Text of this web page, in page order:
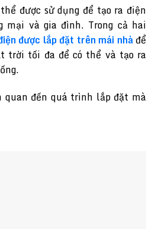
được sử dụng để tạo ra điện
mại và gia đình. Trong cả hai
được lắp đặt trên mái nhàđể
trời tối đa để có thể và tạo ra
quan đến quá trình lắp đặt mà